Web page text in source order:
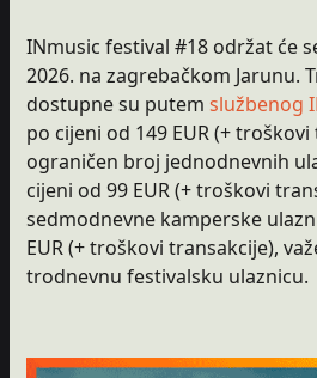
INmusic festival #18 održat će
2026. na zagrebačkom Jarunu.
dostupne su putem službenog
po cijeni od 149 EUR (+
ograničen broj jednodnevnih
cijeni od 99 EUR (+ troškovi
sedmodnevne kamperske
EUR (+ troškovi transakcije),
trodnevnu festivalsku ulaznicu.